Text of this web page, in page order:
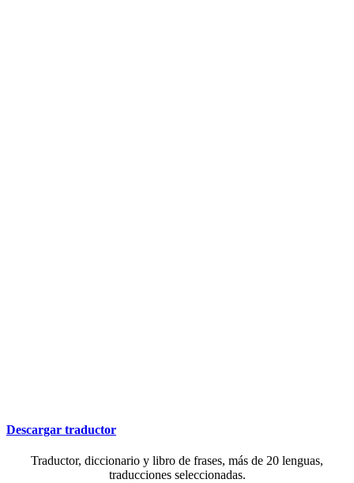
Descargar traductor
Traductor, diccionario y libro de frases, más de 20 lenguas,
traducciones seleccionadas.